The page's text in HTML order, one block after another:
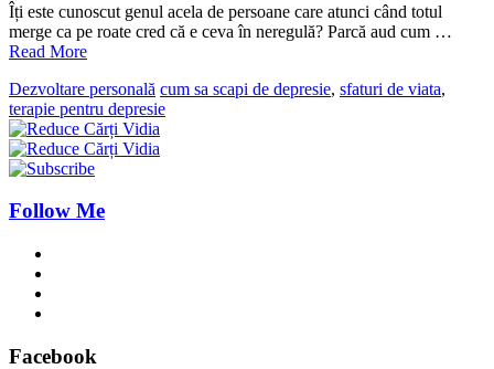
Îți este cunoscut genul acela de persoane care atunci când totul
merge ca pe roate cred că e ceva în neregulă? Parcă aud cum …
Read More
Dezvoltare personală cum sa scapi de depresie, sfaturi de viata,
terapie pentru depresie
Follow Me
Facebook